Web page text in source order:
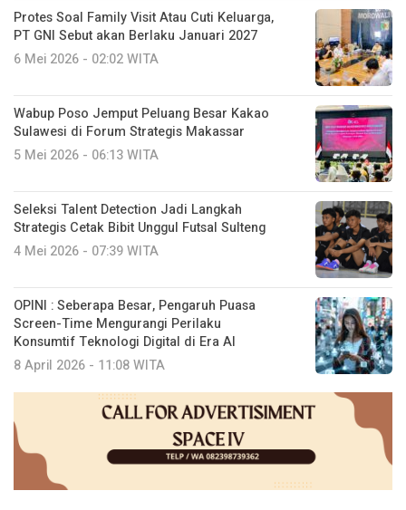
Protes Soal Family Visit Atau Cuti Keluarga,
PT GNI Sebut akan Berlaku Januari 2027
6 Mei 2026 - 02:02 WITA
Wabup Poso Jemput Peluang Besar Kakao
Sulawesi di Forum Strategis Makassar
5 Mei 2026 - 06:13 WITA
Seleksi Talent Detection Jadi Langkah
Strategis Cetak Bibit Unggul Futsal Sulteng
4 Mei 2026 - 07:39 WITA
OPINI : Seberapa Besar, Pengaruh Puasa
Screen-Time Mengurangi Perilaku
Konsumtif Teknologi Digital di Era AI
8 April 2026 - 11:08 WITA